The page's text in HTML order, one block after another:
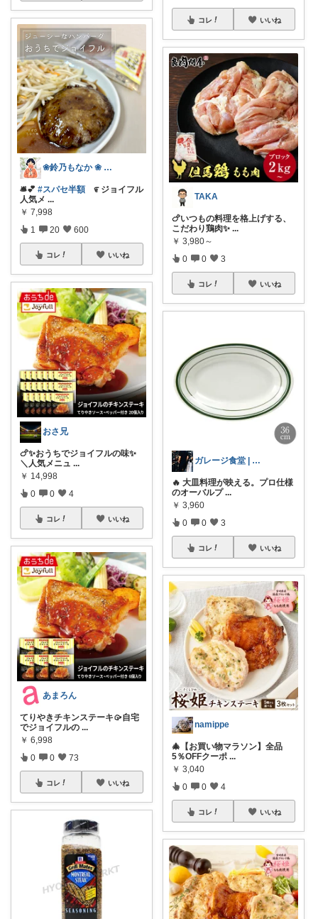
❀鈴乃もなか ❀ 穏やかさを大切に
🛎️💕 #スパセ半額 ೯ ジョイフル
人気メ ...
￥ 7,998
1 20 600
コレ いいね
おさ兄
🍗✨おうちでジョイフルの味✨
＼人気メニュ ...
￥ 14,998
0 0 4
コレ いいね
あまろん
てりやきチキンステーキ🥠自宅
でジョイフルの ...
￥ 6,998
0 0 73
コレ いいね
コレ いいね
TAKA
🍗いつもの料理を格上げする、
こだわり鶏肉✨ ...
￥ 3,980～
0 0 3
コレ いいね
ガレージ食堂 | 開業準備中
🔥 大皿料理が映える。プロ仕様
のオーバルプ ...
￥ 3,960
0 0 3
コレ いいね
namippe
🎄【お買い物マラソン】全品
5％OFFクーポ ...
￥ 3,040
0 0 4
コレ いいね